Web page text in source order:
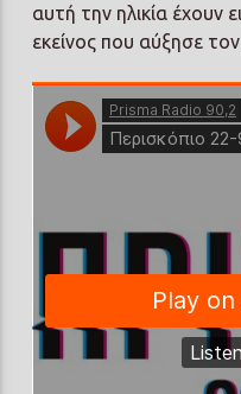
αυτή την ηλικία έχουν
εκείνος που αύξησε